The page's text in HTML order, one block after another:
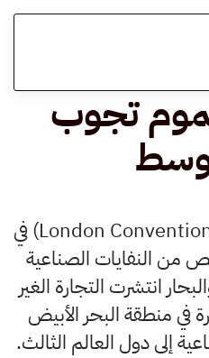
تجوب
منذ صدور إتفاقية لندن (London Convention) في
من النفايات الصناعية
انتشرت التجارة الغير
في منطقة البحر الأبيض
إلى دول العالم الثالث.